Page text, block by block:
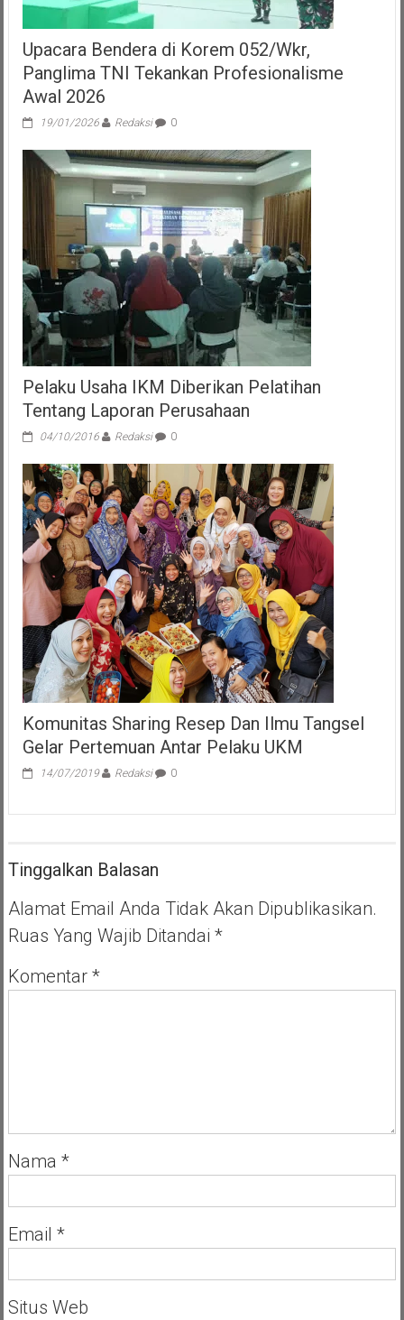
Upacara Bendera di Korem 052/Wkr,
Panglima TNI Tekankan Profesionalisme
Awal 2026
19/01/2026 Redaksi 0
Pelaku Usaha IKM Diberikan Pelatihan
Tentang Laporan Perusahaan
04/10/2016 Redaksi 0
Komunitas Sharing Resep Dan Ilmu Tangsel
Gelar Pertemuan Antar Pelaku UKM
14/07/2019 Redaksi 0
Tinggalkan Balasan
Alamat Email Anda Tidak Akan Dipublikasikan.
Ruas Yang Wajib Ditandai *
Komentar *
Nama *
Email *
Situs Web